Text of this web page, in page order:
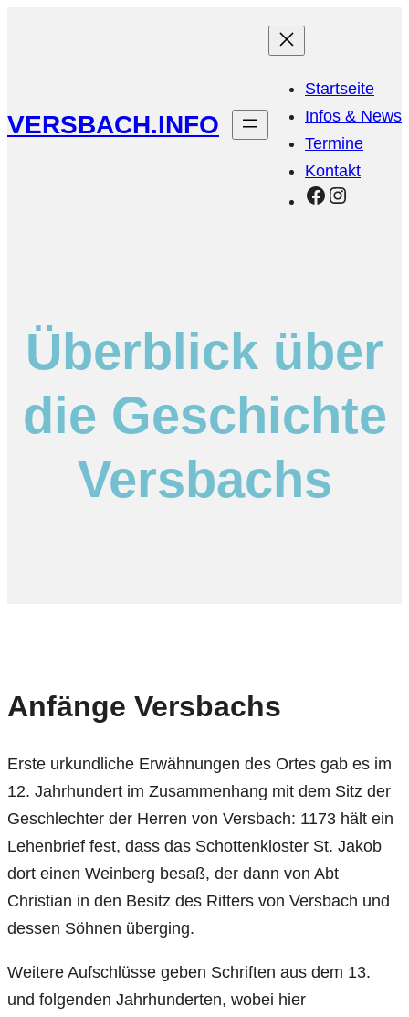
VERSBACH.INFO
Startseite
Infos & News
Termine
Kontakt
Facebook
Überblick über
die Geschichte
Versbachs
Anfänge Versbachs
Erste urkundliche Erwähnungen des Ortes gab es im
12. Jahrhundert im Zusammenhang mit dem Sitz der
Geschlechter der Herren von Versbach: 1173 hält ein
Lehenbrief fest, dass das Schottenkloster St. Jakob
dort einen Weinberg besaß, der dann von Abt
Christian in den Besitz des Ritters von Versbach und
dessen Söhnen überging.
Weitere Aufschlüsse geben Schriften aus dem 13.
und folgenden Jahrhunderten, wobei hier